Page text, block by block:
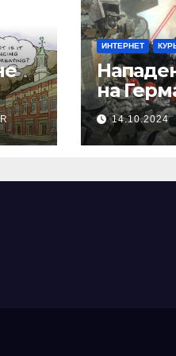
ИНТЕРНЕТ
на
14.10.2024